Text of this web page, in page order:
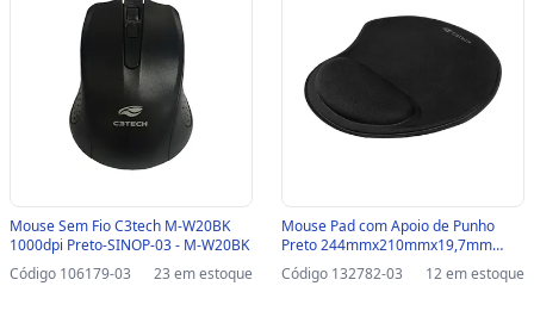
Mouse Sem Fio C3tech M-W20BK
1000dpi Preto-SINOP-03 - M-W20BK
Código 106179-03
23 em estoque
Mouse Pad com Apoio de Punho
Preto 244mmx210mmx19,7mm
C3Tech - MP-50 - Vendido Unitário-
SINOP-03 - MP-50
Código 132782-03 12 em estoque